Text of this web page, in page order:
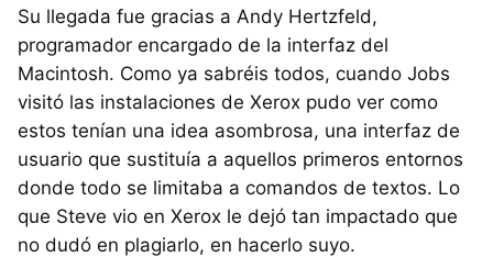
Su llegada fue gracias a Andy Hertzfeld,
programador encargado de la interfaz del
Macintosh. Como ya sabréis todos, cuando Jobs
visitó las instalaciones de Xerox pudo ver como
estos tenían una idea asombrosa, una interfaz de
usuario que sustituía a aquellos primeros entornos
donde todo se limitaba a comandos de textos. Lo
que Steve vio en Xerox le dejó tan impactado que
no dudó en plagiarlo, en hacerlo suyo.